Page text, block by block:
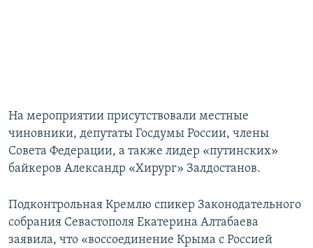
На мероприятии присутствовали местные
чиновники, депутаты Госдумы России, члены
Совета Федерации, а также лидер «путинских»
байкеров Александр «Хирург» Залдостанов.
Подконтрольная Кремлю спикер Законодательного
собрания Севастополя Екатерина Алтабаева
заявила, что «воссоединение Крыма с Россией